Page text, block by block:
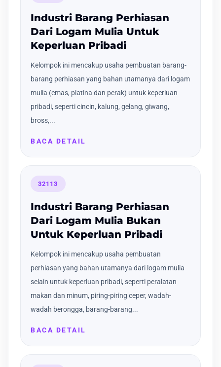
Industri Barang Perhiasan
Dari Logam Mulia Untuk
Keperluan Pribadi
Kelompok ini mencakup usaha pembuatan barang-
barang perhiasan yang bahan utamanya dari logam
mulia (emas, platina dan perak) untuk keperluan
pribadi, seperti cincin, kalung, gelang, giwang,
bross,...
BACA DETAIL
32113
Industri Barang Perhiasan
Dari Logam Mulia Bukan
Untuk Keperluan Pribadi
Kelompok ini mencakup usaha pembuatan
perhiasan yang bahan utamanya dari logam mulia
selain untuk keperluan pribadi, seperti peralatan
makan dan minum, piring-piring ceper, wadah-
wadah berongga, barang-barang...
BACA DETAIL